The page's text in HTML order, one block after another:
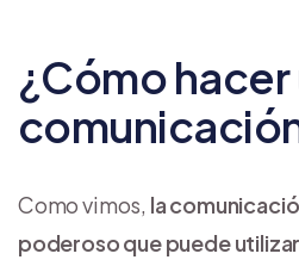
¿Cómo hacer
Como vimos, la
poderoso que puede